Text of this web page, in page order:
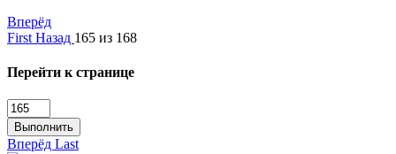
Вперёд
First Назад 165 из 168
Перейти к странице
Выполнить
Вперёд Last